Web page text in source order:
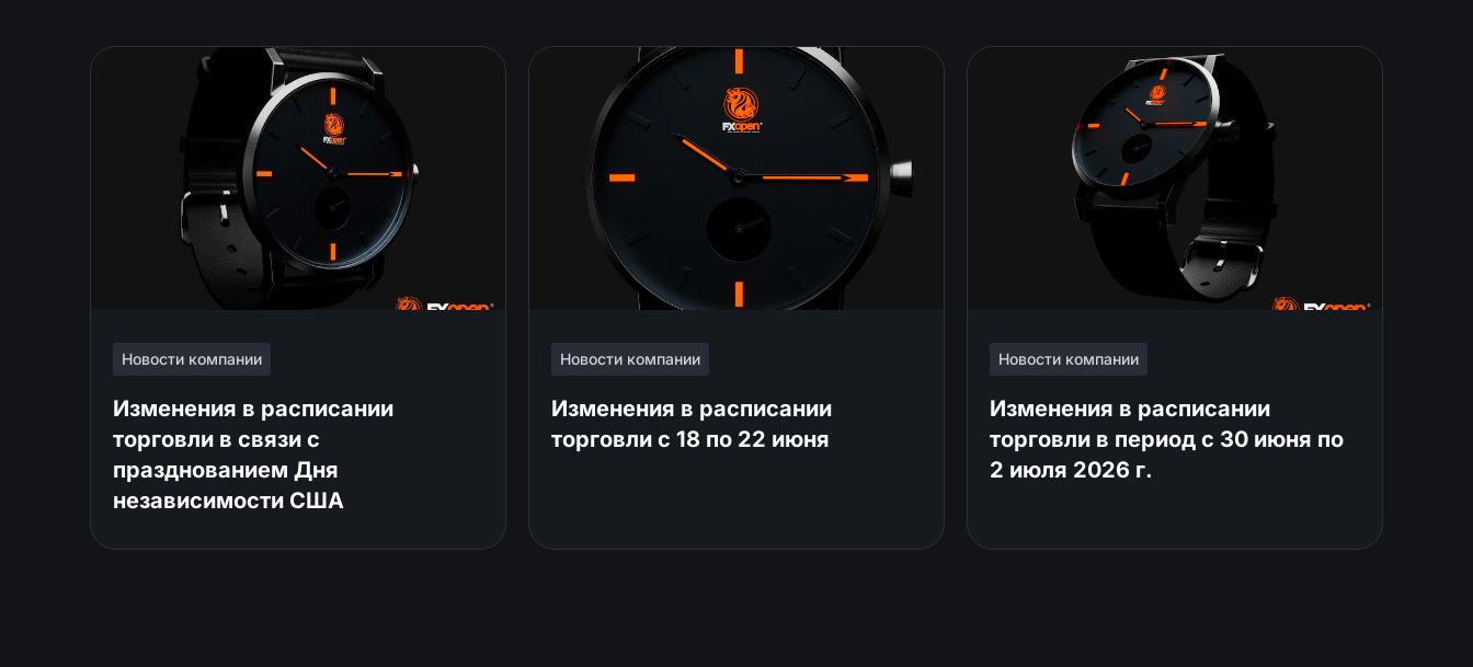
Новости компании
Изменения в расписании
торговли в связи с
празднованием Дня
независимости США
Новости компании
Изменения в расписании
торговли c 18 по 22 июня
Новости компании
Изменения в расписании
торговли в период с 30 июня по
2 июля 2026 г.